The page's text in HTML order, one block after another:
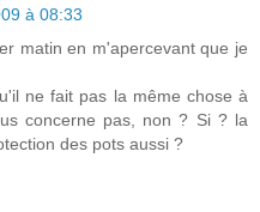
à 08:33
matin en m'apercevant que je
ne fait pas la même chose à
concerne pas, non ? Si ? la
des pots aussi ?